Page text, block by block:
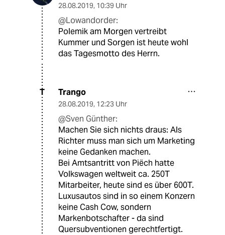
28.08.2019, 10:39 Uhr
@Lowandorder:
Polemik am Morgen vertreibt
Kummer und Sorgen ist heute wohl
das Tagesmotto des Herrn.
T Trango
28.08.2019, 12:23 Uhr
@Sven Günther:
Machen Sie sich nichts draus: Als
Richter muss man sich um Marketing
keine Gedanken machen.
Bei Amtsantritt von Piëch hatte
Volkswagen weltweit ca. 250T
Mitarbeiter, heute sind es über 600T.
Luxusautos sind in so einem Konzern
keine Cash Cow, sondern
Markenbotschafter - da sind
Quersubventionen gerechtfertigt.